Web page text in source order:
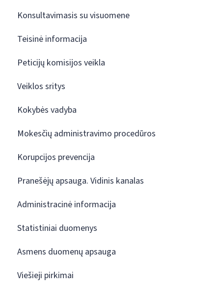
Konsultavimasis su visuomene
Teisinė informacija
Peticijų komisijos veikla
Veiklos sritys
Kokybės vadyba
Mokesčių administravimo procedūros
Korupcijos prevencija
Pranešėjų apsauga. Vidinis kanalas
Administracinė informacija
Statistiniai duomenys
Asmens duomenų apsauga
Viešieji pirkimai